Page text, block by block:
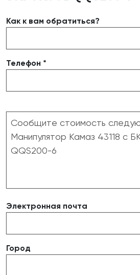
Как к вам обратиться?
Телефон *
Электронная почта
Город